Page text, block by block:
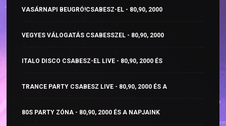
VASÁRNAPI BEUGRÓ!CSABESZ-EL - 80,90, 2000
VEGYES VÁLOGATÁS CSABESSZEL - 80,90, 2000
ITALO DISCO CSABESZ-EL LIVE - 80,90, 2000 ÉS
TRANCE PARTY CSABESZ LIVE - 80,90, 2000 ÉS A
80S PARTY ZÓNA - 80,90, 2000 ÉS A NAPJAINK